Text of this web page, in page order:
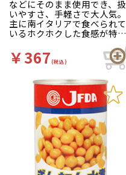
などにそのまま使用でき、扱
いやすさ、手軽さで大人気。
主に南イタリアで食べられて
いるホクホクした食感が特徴
￥367(税込)